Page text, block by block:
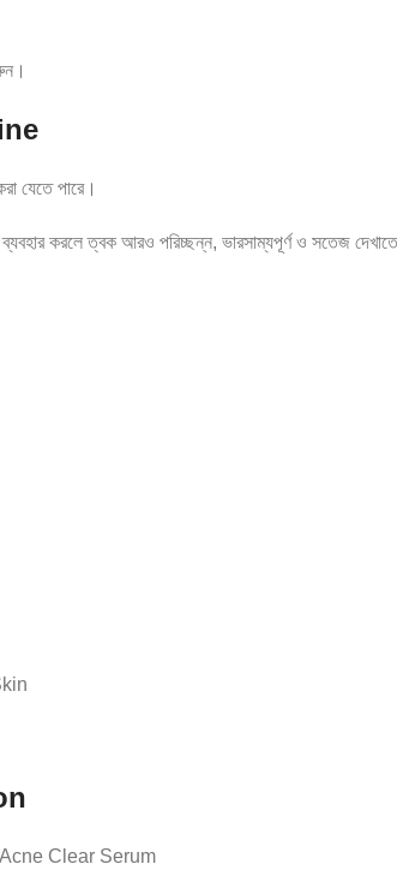
যেতে পারে।
ব্যবহার করলে ত্বক আরও পরিচ্ছন্ন, ভারসাম্যপূর্ণ ও সতেজ
Clear Serum